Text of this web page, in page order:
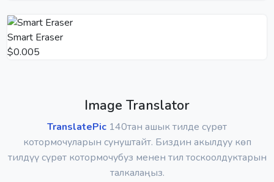
Smart Eraser
$0.005
Image Translator
TranslatePic 140тан ашык тилде сүрөт
котормочуларын сунуштайт. Биздин акылдуу көп
тилдүү сүрөт котормочубуз менен тил тоскоолдуктарын
талкалаңыз.